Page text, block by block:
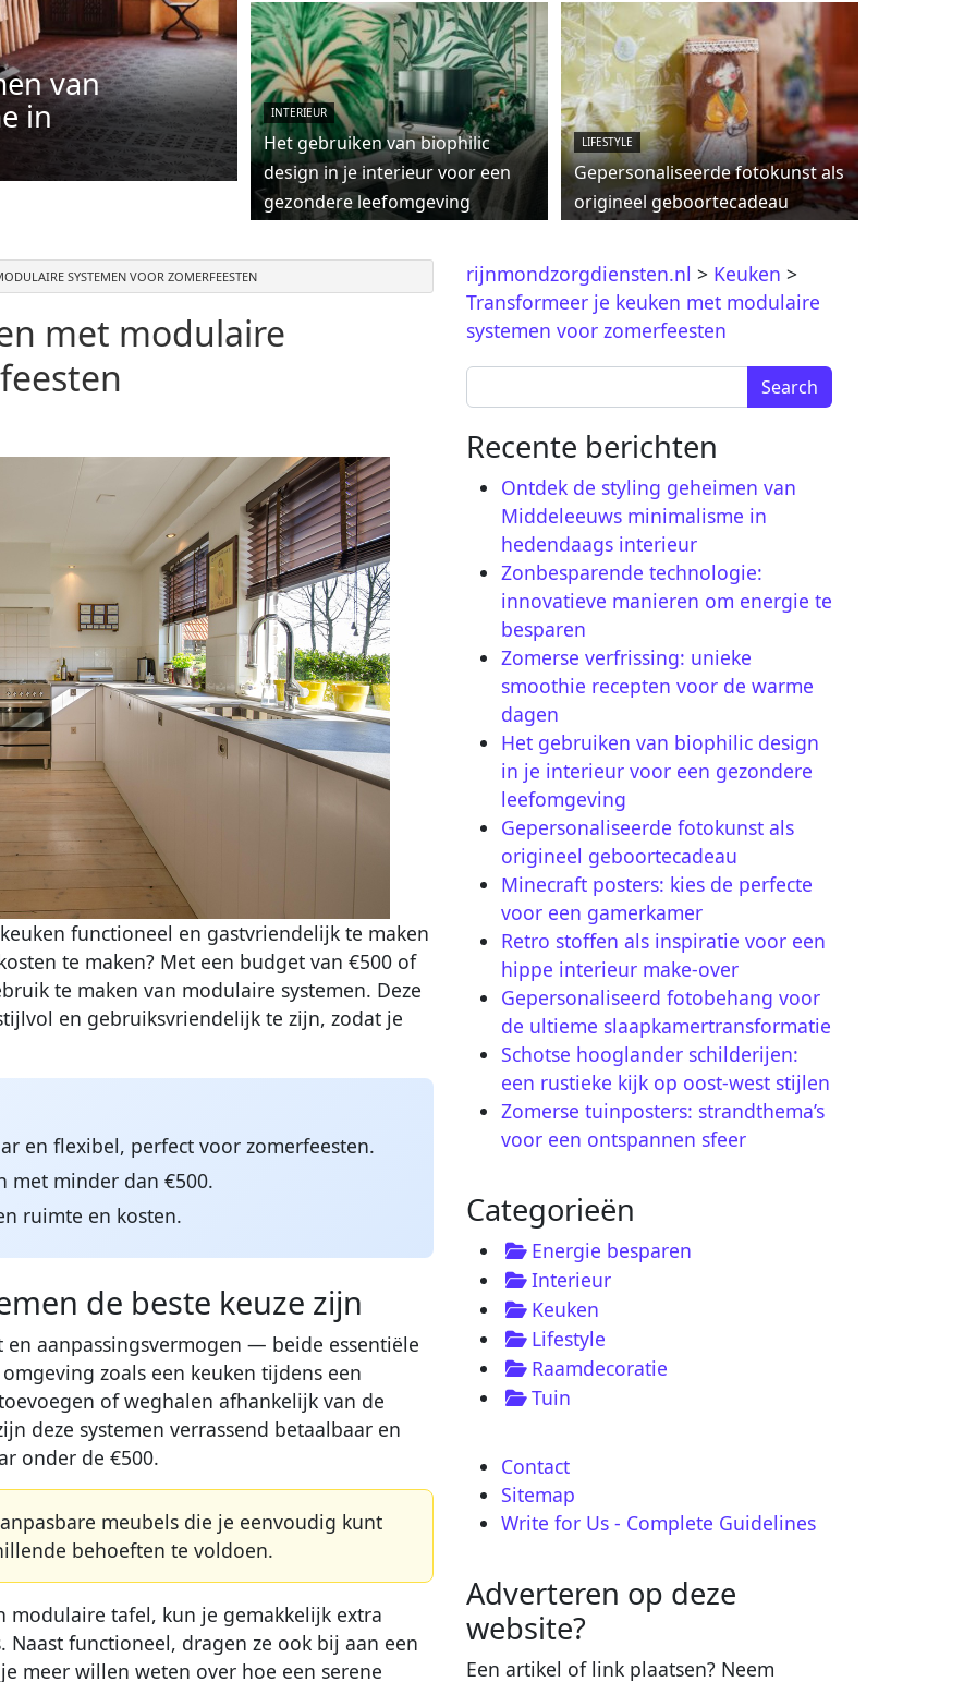
van
in
INTERIEUR
Het gebruiken van biophilic
design in je interieur voor een
gezondere leefomgeving
LIFESTYLE
Gepersonaliseerde fotokunst als
origineel geboortecadeau
SYSTEMEN VOOR ZOMERFEESTEN
met modulaire
functioneel en gastvriendelijk te maken
te maken? Met een budget van €500 of
te maken van modulaire systemen. Deze
en gebruiksvriendelijk te zijn, zodat je
en flexibel, perfect voor zomerfeesten.
met minder dan €500.
ruimte en kosten.
de beste keuze zijn
aanpassingsvermogen — beide essentiële
zoals een keuken tijdens een
of weghalen afhankelijk van de
deze systemen verrassend betaalbaar en
onder de €500.
meubels die je eenvoudig kunt
behoeften te voldoen.
tafel, kun je gemakkelijk extra
Naast functioneel, dragen ze ook bij aan een
meer willen weten over hoe een serene
rijnmondzorgdiensten.nl > Keuken >
Transformeer je keuken met modulaire
systemen voor zomerfeesten
Search for:
Recente berichten
Ontdek de styling geheimen van
Middeleeuws minimalisme in
hedendaags interieur
Zonbesparende technologie:
innovatieve manieren om energie te
besparen
Zomerse verfrissing: unieke
smoothie recepten voor de warme
dagen
Het gebruiken van biophilic design
in je interieur voor een gezondere
leefomgeving
Gepersonaliseerde fotokunst als
origineel geboortecadeau
Minecraft posters: kies de perfecte
voor een gamerkamer
Retro stoffen als inspiratie voor een
hippe interieur make-over
Gepersonaliseerd fotobehang voor
de ultieme slaapkamertransformatie
Schotse hooglander schilderijen:
een rustieke kijk op oost-west stijlen
Zomerse tuinposters: strandthema’s
voor een ontspannen sfeer
Categorieën
Energie besparen
Interieur
Keuken
Lifestyle
Raamdecoratie
Tuin
Contact
Sitemap
Write for Us - Complete Guidelines
Adverteren op deze
website?
Een artikel of link plaatsen? Neem